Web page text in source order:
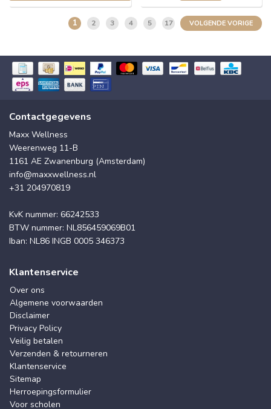
1 2 3 4 5 17 VOLGENDE VORIGE
Contactgegevens
Maxx Wellness
Weerenweg 11-B
1161 AE Zwanenburg (Amsterdam)
info@maxxwellness.nl
+31 204970819
KvK nummer: 66242533
BTW nummer: NL856459069B01
Iban: NL86 INGB 0005 346373
Klantenservice
Over ons
Algemene voorwaarden
Disclaimer
Privacy Policy
Veilig betalen
Verzenden & retourneren
Klantenservice
Sitemap
Herroepingsformulier
Voor scholen